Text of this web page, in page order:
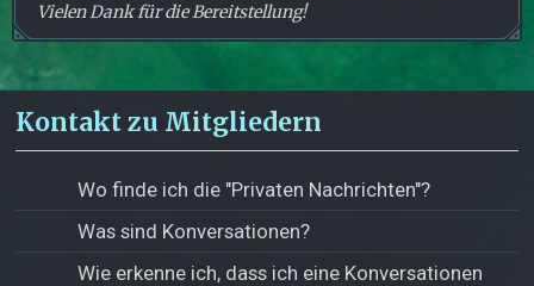
Vielen Dank für die Bereitstellung!
Kontakt zu Mitgliedern
Wo finde ich die "Privaten Nachrichten"?
Was sind Konversationen?
Wie erkenne ich, dass ich eine Konversationen